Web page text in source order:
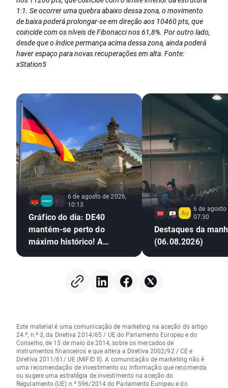
1:1. Se ocorrer uma quebra abaixo dessa zona, o movimento
de baixa poderá prolongar-se em direção aos 10460 pts, que
coincide com os níveis de Fibonacci nos 61,8%. Por outro lado,
desde que o índice permança acima dessa zona, ainda poderá
haver espaço para novas recuperações em alta. Fonte:
xStation5
6 de agosto de 2026,
10:13
Gráfico do dia: DE40
mantém-se perto do
máximo histórico! A
com os resultados!
6 de agosto
07:30
Destaques da
(06.08.2026)
Este material é uma comunicação de marketing na aceção do artigo
24.º, n.º 3, da Diretiva 2014/65 / UE do Parlamento Europeu e do
Conselho, de 15 de maio de 2014, sobre os mercados de
instrumentos financeiros e que altera a Diretiva 2002/92 / CE e
Diretiva 2011/61/ UE (MiFID II). A comunicação de marketing não é
uma recomendação de investimento ou informação que recomenda
ou sugere uma estratégia de investimento na aceção do
Regulamento (UE) n.º 596/2014 do Parlamento Europeu e do